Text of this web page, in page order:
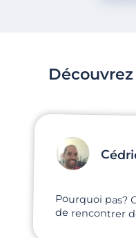
Pourquoi pas?
de rencontrer